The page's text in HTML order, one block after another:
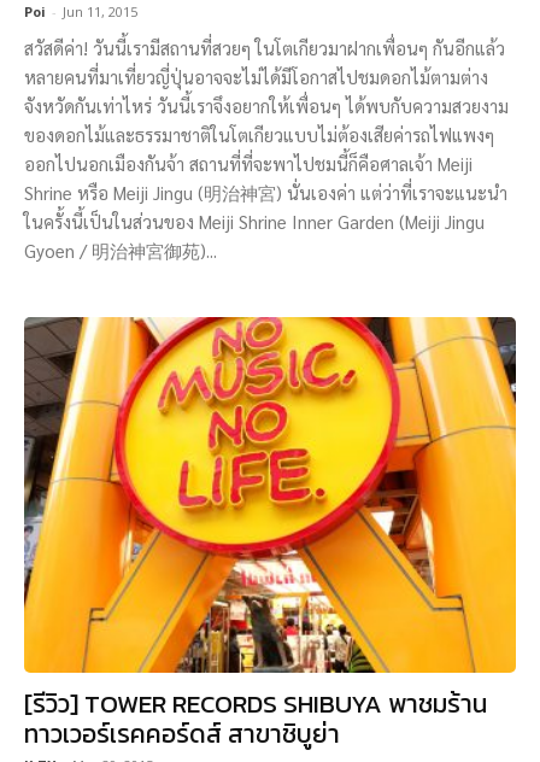
Poi - Jun 11, 2015
สวัสดีค่า! วันนี้เรามีสถานที่สวยๆ ในโตเกียวมาฝากเพื่อนๆ กันอีกแล้ว
หลายคนที่มาเที่ยวญี่ปุ่นอาจจะไม่ได้มีโอกาสไปชมดอกไม้ตามต่าง
จังหวัดกันเท่าไหร่ วันนี้เราจึงอยากให้เพื่อนๆ ได้พบกับความสวยงาม
ของดอกไม้และธรรมาชาติในโตเกียวแบบไม่ต้องเสียค่ารถไฟแพงๆ
ออกไปนอกเมืองกันจ้า สถานที่ที่จะพาไปชมนี้ก็คือศาลเจ้า Meiji
Shrine หรือ Meiji Jingu (明治神宮) นั่นเองค่า แต่ว่าที่เราจะแนะนำ
ในครั้งนี้เป็นในส่วนของ Meiji Shrine Inner Garden (Meiji Jingu
Gyoen / 明治神宮御苑)...
[รีวิว] TOWER RECORDS SHIBUYA พาชมร้าน
ทาวเวอร์เรคคอร์ดส์ สาขาชิบูย่า